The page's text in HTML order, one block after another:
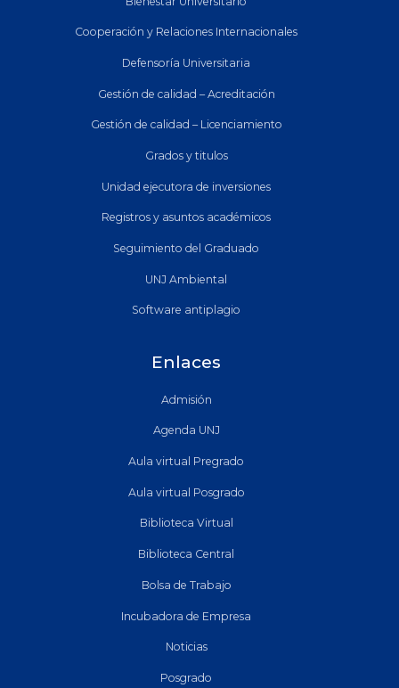
Cooperación y Relaciones Internacionales
Defensoría Universitaria
Gestión de calidad – Acreditación
Gestión de calidad – Licenciamiento
Grados y titulos
Unidad ejecutora de inversiones
Registros y asuntos académicos
Seguimiento del Graduado
UNJ Ambiental
Software antiplagio
Enlaces
Admisión
Agenda UNJ
Aula virtual Pregrado
Aula virtual Posgrado
Biblioteca Virtual
Biblioteca Central
Bolsa de Trabajo
Incubadora de Empresa
Noticias
Posgrado